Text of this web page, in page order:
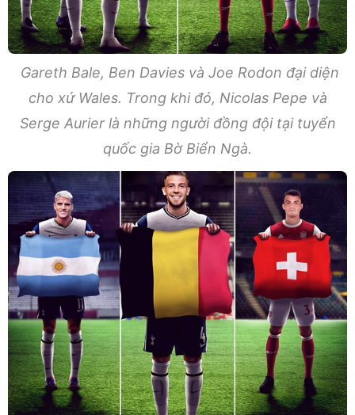
Gareth Bale, Ben Davies và Joe Rodon đại diện
cho xứ Wales. Trong khi đó, Nicolas Pepe và
Serge Aurier là những người đồng đội tại tuyển
quốc gia Bờ Biển Ngà.